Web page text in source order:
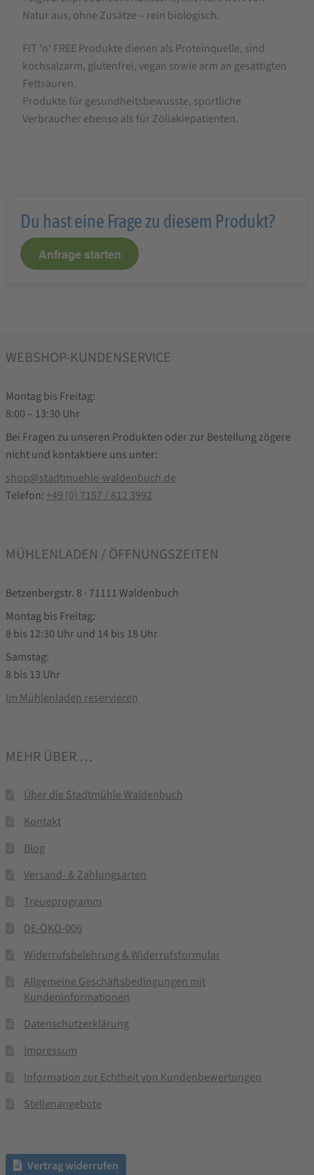
FIT
´FREE
Buchweizen
Penne
Natur aus, ohne Zusätze – rein biologisch.
FIT ’n‘ FREE Produkte dienen als Proteinquelle, sind
kochsalzarm, glutenfrei, vegan sowie arm an gesättigten
Fettsäuren.
Produkte für gesundheitsbewusste, sportliche
Verbraucher ebenso als für Zöliakiepatienten.
Du hast eine Frage zu diesem Produkt?
Anfrage starten
WEBSHOP-KUNDENSERVICE
Montag bis Freitag:
8:00 – 13:30 Uhr
Bei Fragen zu unseren Produkten oder zur Bestellung zögere
nicht und kontaktiere uns unter:
shop@stadtmuehle-waldenbuch.de
Telefon: +49 (0) 7157 / 812 3992
MÜHLENLADEN / ÖFFNUNGSZEITEN
Betzenbergstr. 8 · 71111 Waldenbuch
Montag bis Freitag:
8 bis 12:30 Uhr und 14 bis 18 Uhr
Samstag:
8 bis 13 Uhr
Im Mühlenladen reservieren
MEHR ÜBER …
Über die Stadtmühle Waldenbuch
Kontakt
Blog
Versand- & Zahlungsarten
Treueprogramm
DE-ÖKO-006
Widerrufsbelehrung & Widerrufsformular
Allgemeine Geschäftsbedingungen mit
Kundeninformationen
Datenschutzerklärung
Impressum
Information zur Echtheit von Kundenbewertungen
Stellenangebote
Vertrag widerrufen